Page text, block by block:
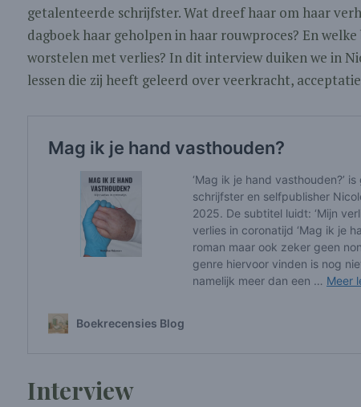
getalenteerde schrijfster. Wat dreef haar om haar
dagboek haar geholpen in haar rouwproces? En
worstelen met verlies? In dit interview duiken we in
lessen die zij heeft geleerd over veerkracht,
Interview